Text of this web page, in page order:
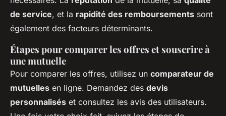
de service, et la rapidité des remboursements sont
également des facteurs déterminants.
Étapes pour comparer les offres et souscrire à
une mutuelle
Pour comparer les offres, utilisez un comparateur de
mutuelles en ligne. Demandez des devis
personnalisés et consultez les avis des utilisateurs.